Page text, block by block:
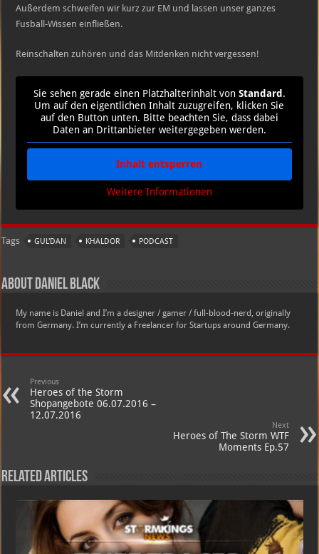
Außerdem schweifen wir kurz zur EM und lassen unser ganzes
Fusball-Wissen einfließen.
Reinschalten zuhören und das Mitdenken nicht vergessen!
Sie sehen gerade einen Platzhalterinhalt von Standard .
Um auf den eigentlichen Inhalt zuzugreifen, klicken Sie
auf den Button unten. Bitte beachten Sie, dass dabei
Daten an Drittanbieter weitergegeben werden.
Inhalt entsperren
Weitere Informationen
Tags GUL'DAN KHALDOR PODCAST
About Daniel Black
My name is Daniel and I’m a designer / gamer / full-blood-nerd, originally
from Germany. I’m currently a Freelancer for Startups around Germany.
Previous
Heroes of the Storm
Shopangebote 06.07.2016 –
12.07.2016
Next
Heroes of The Storm WTF
Moments Ep.57
Related Articles